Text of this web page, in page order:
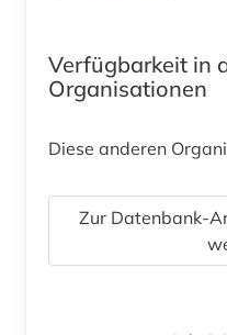
Verfügbarkeit in
Organisationen
Diese anderen
Zur Datenbank-